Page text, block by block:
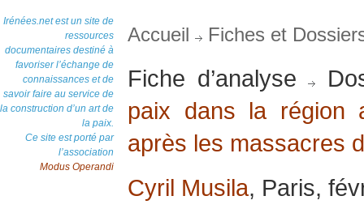
Irénées.net est un site de
ressources
documentaires destiné à
favoriser l’échange de
connaissances et de
savoir faire au service de
la construction d’un art de
la paix.
Ce site est porté par
l’association
Modus Operandi
Accueil Fiches et
Fiche d’analyse
paix dans la région
après les massacres
Cyril Musila, Paris,